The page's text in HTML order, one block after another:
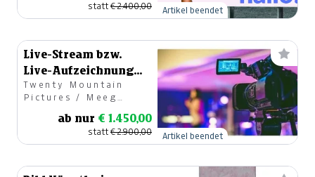
statt€ 2.400,00 Artikel beendet
Live-Stream bzw.
Live-Aufzeichnung
ihrer Veranstaltung
Twenty Mountain
Pictures / Meeg
ab nur € 1.450,00
statt€ 2.900,00 Artikel beendet